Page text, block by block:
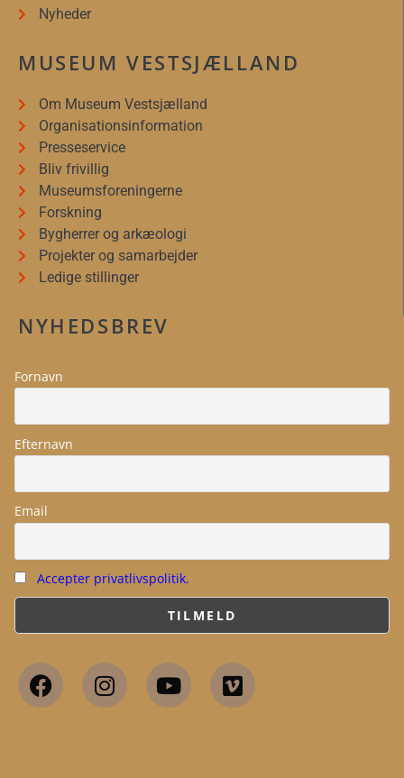
Nyheder
MUSEUM VESTSJÆLLAND
Om Museum Vestsjælland
Organisationsinformation
Presseservice
Bliv frivillig
Museumsforeningerne
Forskning
Bygherrer og arkæologi
Projekter og samarbejder
Ledige stillinger
NYHEDSBREV
Fornavn
Efternavn
Email
Accepter privatlivspolitik.